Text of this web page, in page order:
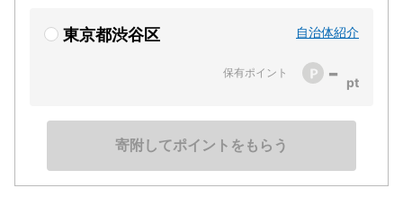
東京都渋谷区 自治体紹介
保有ポイント -
寄附してポイントをもらう